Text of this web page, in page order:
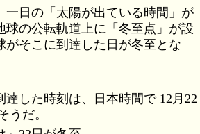
一日の「太陽が出ている時間」が
球の公転軌道上に「冬至点」が設
がそこに到達した日が冬至とな
達した時刻は、日本時間で 12月22
うだ。